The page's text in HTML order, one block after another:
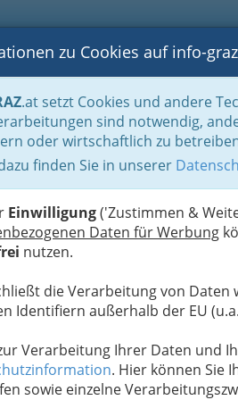
BLOGS FOTOS G
zu Cookies auf info-
.at setzt Cookies und andere
sind notwendig,
oder wirtschaftlich zu
finden Sie in unserer
Einwilligung('Zustimmen &
Daten für Werbung
nutzen.
die Verarbeitung von Daten
Identifiern außerhalb der EU
Verarbeitung Ihrer Daten und
. Hier können Sie
sowie einzelne
- Senioren in Graz und Umgebung